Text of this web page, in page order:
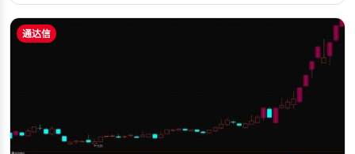
通达信